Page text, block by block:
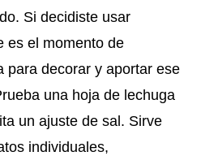
Si decidiste usar
es el momento de
para decorar y aportar ese
una hoja de lechuga
un ajuste de sal. Sirve
individuales,